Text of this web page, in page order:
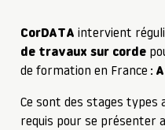
CorDATA intervient
de travaux sur corde
de formation en France :
Ce sont des stages types
requis pour se présenter